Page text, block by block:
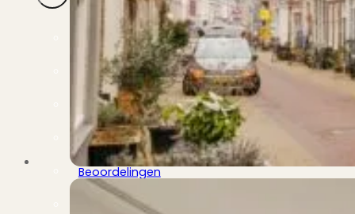
Over PUUR*
Wie zijn wij?
Ons team
Leer ons beter kennen..
Werken bij PUUR*
Kom jij ons team versterken?
Onze vestigingen
De kracht van 6 vestigingen!
Beoordelingen
Dit zeggen klanten over ons
Partners